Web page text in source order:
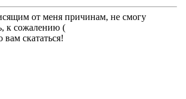
от меня причинам, не смогу
к сожалению (
скататься!